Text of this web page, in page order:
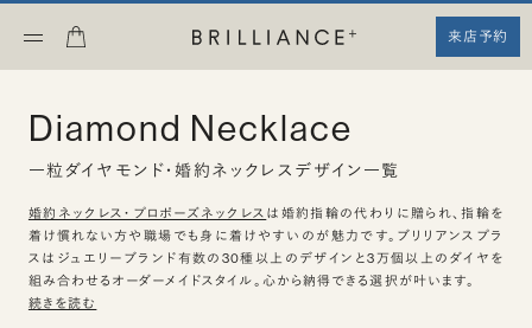
来店予約
Diamond Necklace
一粒ダイヤモンド・婚約ネックレスデザイン一覧
婚約ネックレス・プロポーズネックレス は婚約指輪の代わりに贈られ、指輪を
着け慣れない方や職場でも身に着けやすいのが魅力です。ブリリアンスプラ
スはジュエリーブランド有数の30種以上のデザインと3万個以上のダイヤを
組み合わせるオーダーメイドスタイル。心から納得できる選択が叶います。
続きを読む